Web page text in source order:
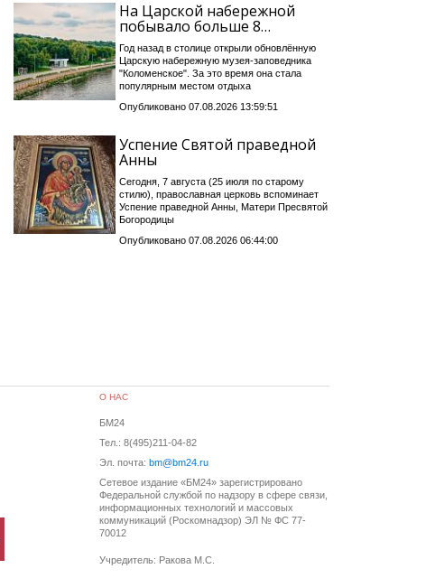
На Царской набережной
побывало больше 8…
Год назад в столице открыли обновлённую
Царскую набережную музея-заповедника
"Коломенское". За это время она стала
популярным местом отдыха
Опубликовано 07.08.2026 13:59:51
Успение Святой праведной
Анны
Сегодня, 7 августа (25 июля по старому
стилю), православная церковь вспоминает
Успение праведной Анны, Матери Пресвятой
Богородицы
Опубликовано 07.08.2026 06:44:00
О НАС
БМ24
Тел.: 8(495)211-04-82
Эл. почта: bm@bm24.ru
Сетевое издание «БМ24» зарегистрировано
Федеральной службой по надзору в сфере связи,
информационных технологий и массовых
коммуникаций (Роскомнадзор) ЭЛ № ФС 77-
70012
Учредитель: Ракова М.С.